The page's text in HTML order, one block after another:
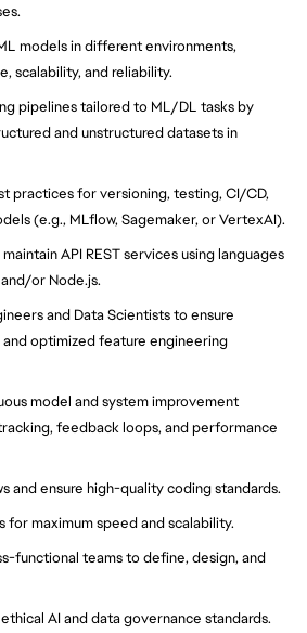
models in different environments,
scalability, and reliability.
pipelines tailored to ML/DL tasks by
and unstructured datasets in
practices for versioning, testing, CI/CD,
(e.g., MLflow, Sagemaker, or VertexAI).
API REST services using languages
and/or Node.js.
and Data Scientists to ensure
optimized feature engineering
model and system improvement
feedback loops, and performance
and ensure high-quality coding standards.
for maximum speed and scalability.
functional teams to define, design, and
AI and data governance standards.